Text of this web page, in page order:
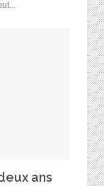
ans